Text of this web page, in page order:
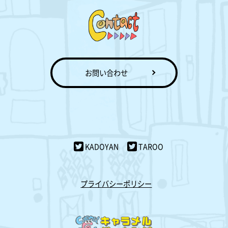
お問い合わせ
KADOYAN TAROO
プライバシーポリシー